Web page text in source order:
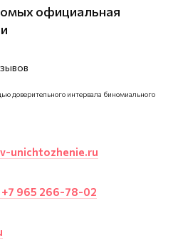
официальная
доверительного интервала биномиального
unichtozhenie.ru
+7 965 266-78-02